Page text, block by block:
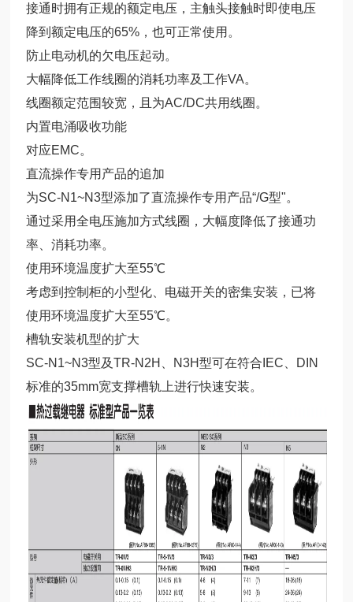
接通时拥有正规的额定电压，主触头接触时即使电压
降到额定电压的65%，也可正常使用。
防止电动机的欠电压起动。
大幅降低工作线圈的消耗功率及工作VA。
线圈额定范围较宽，且为AC/DC共用线圈。
内置电涌吸收功能
对应EMC。
直流操作专用产品的追加
为SC-N1~N3型添加了直流操作专用产品“/G型"。
通过采用全电压施加方式线圈，大幅度降低了接通功
率、消耗功率。
使用环境温度扩大至55℃
考虑到控制柜的小型化、电磁开关的密集安装，已将
使用环境温度扩大至55℃。
槽轨安装机型的扩大
SC-N1~N3型及TR-N2H、N3H型可在符合IEC、DIN
标准的35mm宽支撑槽轨上进行快速安装。